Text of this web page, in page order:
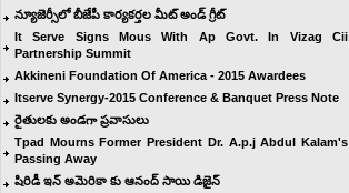
న్యూజెర్సీలో బీజేపీ కార్యకర్తల మీట్ అండ్ గ్రీట్
It Serve Signs Mous With Ap Govt. In Vizag Cii
Partnership Summit
Akkineni Foundation Of America - 2015 Awardees
Itserve Synergy-2015 Conference & Banquet Press Note
రైతులకు అండగా ప్రవాసులు
Tpad Mourns Former President Dr. A.p.j Abdul Kalam's
Passing Away
షిరిడీ ఇన్ అమెరికా కు ఆనంద్ సాయి డిజైన్